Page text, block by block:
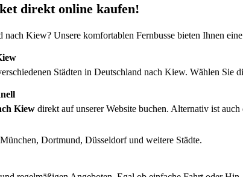
direkt online kaufen!
nach Kiew? Unsere komfortablen Fernbusse bieten Ihnen
Städten in Deutschland nach Kiew. Wählen Sie
Kiew direkt auf unserer Website buchen. Alternativ ist
Dortmund, Düsseldorf und weitere Städte.